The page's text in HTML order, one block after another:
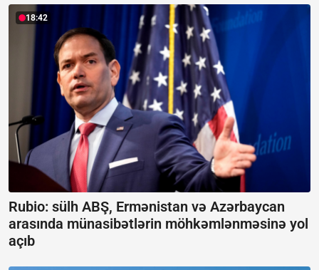
18:42
Rubio: sülh ABŞ, Ermənistan və Azərbaycan
arasında münasibətlərin möhkəmlənməsinə yol
açıb